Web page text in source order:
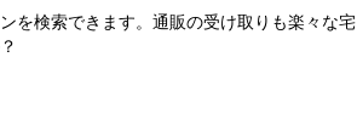
を検索できます。通販の受け取りも楽々な宅